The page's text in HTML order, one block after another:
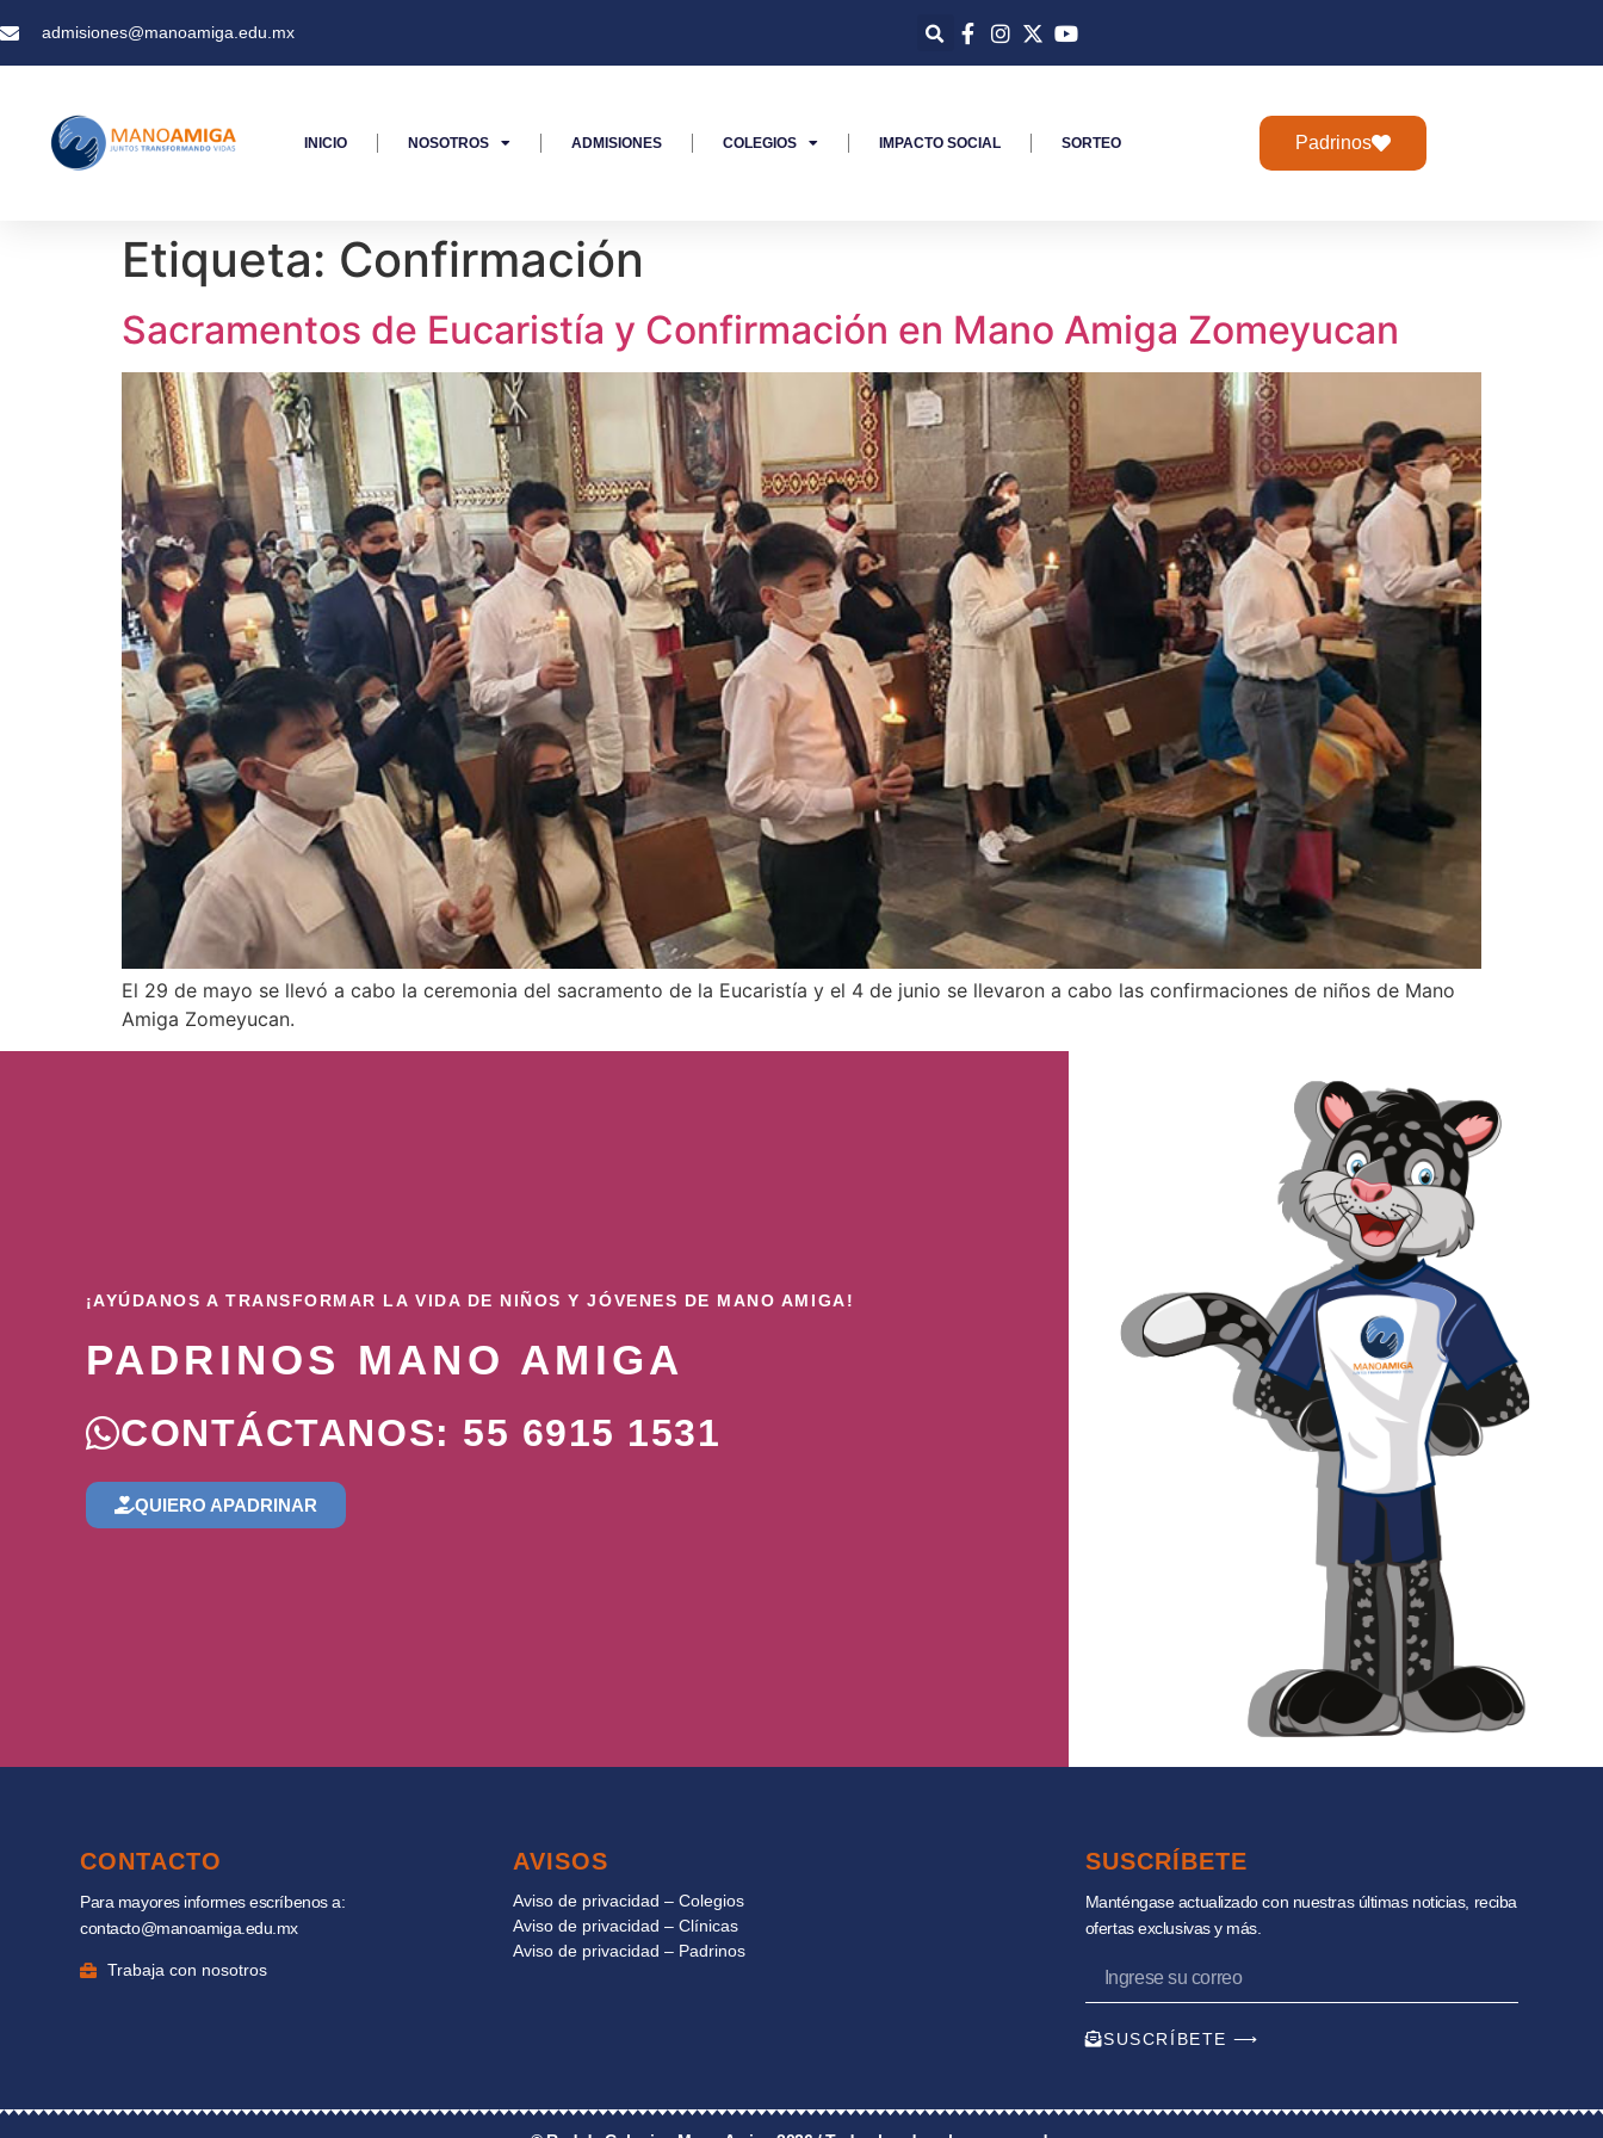
admisiones@manoamiga.edu.mx
INICIO NOSOTROS ADMISIONES COLEGIOS IMPACTO SOCIAL SORTEO Padrinos
Etiqueta: Confirmación
Sacramentos de Eucaristía y Confirmación en Mano Amiga Zomeyucan
El 29 de mayo se llevó a cabo la ceremonia del sacramento de la Eucaristía y el 4 de junio se llevaron a cabo las confirmaciones de niños de Mano
Amiga Zomeyucan.
¡AYÚDANOS A TRANSFORMAR LA VIDA DE NIÑOS Y JÓVENES DE MANO AMIGA!
PADRINOS MANO AMIGA
CONTÁCTANOS: 55 6915 1531
QUIERO APADRINAR
CONTACTO
Para mayores informes escríbenos a:
contacto@manoamiga.edu.mx
Trabaja con nosotros
AVISOS
Aviso de privacidad – Colegios
Aviso de privacidad – Clínicas
Aviso de privacidad – Padrinos
SUSCRÍBETE
Manténgase actualizado con nuestras últimas noticias, reciba
ofertas exclusivas y más.
SUSCRÍBETE ⟶